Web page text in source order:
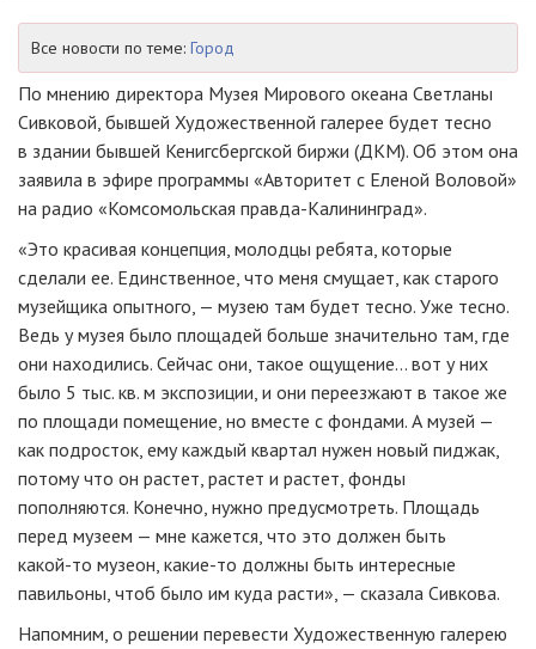
Все новости по теме: Город
По мнению директора Музея Мирового океана Светланы
Сивковой, бывшей Художественной галерее будет тесно
в здании бывшей Кенигсбергской биржи (ДКМ). Об этом она
заявила в эфире программы «Авторитет с Еленой Воловой»
на радио «Комсомольская правда-Калининград».
«Это красивая концепция, молодцы ребята, которые
сделали ее. Единственное, что меня смущает, как старого
музейщика опытного, — музею там будет тесно. Уже тесно.
Ведь у музея было площадей больше значительно там, где
они находились. Сейчас они, такое ощущение… вот у них
было 5 тыс. кв. м экспозиции, и они переезжают в такое же
по площади помещение, но вместе с фондами. А музей —
как подросток, ему каждый квартал нужен новый пиджак,
потому что он растет, растет и растет, фонды
пополняются. Конечно, нужно предусмотреть. Площадь
перед музеем — мне кажется, что это должен быть
какой-то музеон, какие-то должны быть интересные
павильоны, чтоб было им куда расти», — сказала Сивкова.
Напомним, о решении перевести Художественную галерею